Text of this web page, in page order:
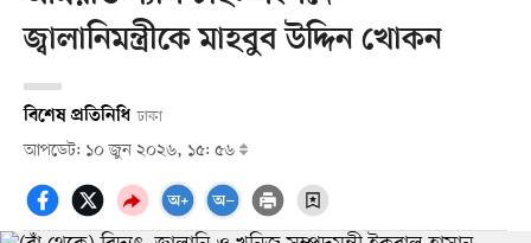
জ্বালানিমন্ত্রীকে মাহবুব উদ্দিন খোকন
বিশেষ প্রতিনিধি ঢাকা
আপডেট: ১০ জুন ২০২৬, ১৫: ৫৬